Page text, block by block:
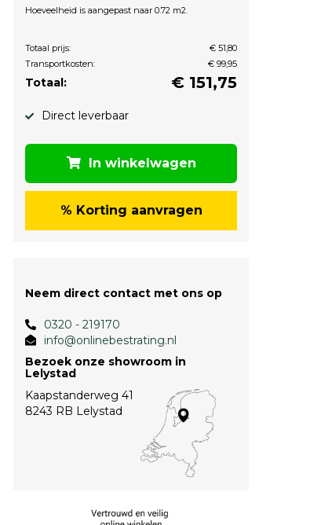
Hoeveelheid is aangepast naar 0.72 m2.
Totaal prijs:
€ 51,80
Transportkosten:
€ 99,95
Totaal: € 151,75
Direct leverbaar
In winkelwagen
% Korting aanvragen
Neem direct contact met ons op
0320 - 219170
info@onlinebestrating.nl
Bezoek onze showroom in
Lelystad
Kaapstanderweg 41
8243 RB Lelystad